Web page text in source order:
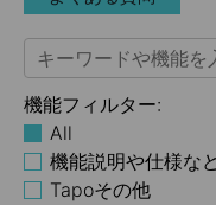
機能フィルター:
All
機能説明や仕様な
Tapoその他